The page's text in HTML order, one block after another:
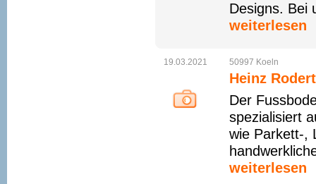
Designs. Bei
weiterlesen
19.03.2021 50997 Koeln
Heinz
Der
spezialisiert
wie Parkett-,
weiterlesen